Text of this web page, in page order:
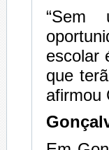
escolar
que
afirmou